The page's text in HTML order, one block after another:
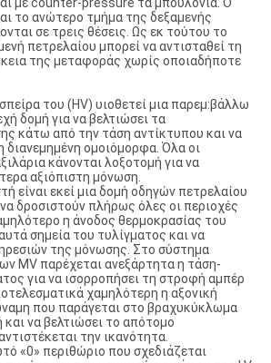
με counter-pressure τα μπουλόνια. Ο
το ανώτερο τμήμα της δεξαμενής
σε τρεις θέσεις. Ως εκ τούτου το
πετρελαίου μπορεί να αντισταθεί τη
της μεταφοράς χωρίς οποιαδήποτε
του (HV) υιοθετεί μια παρεμ:βάλλω
δομή για να βελτιώσει τα
κάτω από την τάση αντίκτυπου και να
διανεμημένη ομοιόμορφα. Όλα οι
κάνονται λοξοτομή για να
αξιόπιστη μόνωση.
είναι εκεί μια δομή οδηγών πετρελαίου
δροσιστούν πλήρως όλες οι περιοχές
η άνοδος θερμοκρασίας του
σημεία του τυλίγματος και να
της μόνωσης. Στο σύστημα
MV παρέχεται ανεξάρτητα η τάση-
για να ισορροπήσει τη στροφή αμπέρ
χαμηλότερη η αξονική
που παράγεται στο βραχυκύκλωμα
να βελτιώσει το απότομο
την ικανότητα.
«0» περιθώριο που σχεδιάζεται